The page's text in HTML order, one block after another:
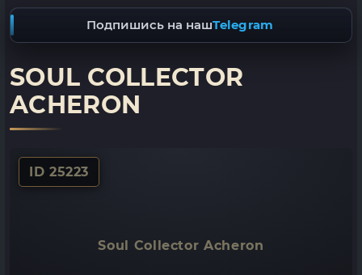
Подпишись на нашTelegram
SOUL COLLECTOR
ACHERON
ID 25223
Soul Collector Acheron